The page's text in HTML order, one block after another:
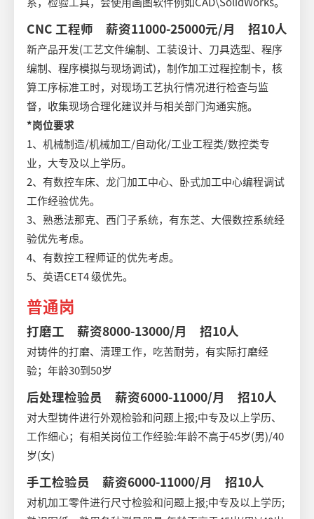
CNC 工程师 薪资11000-25000元/月 招10人
新产品开发(工艺文件编制、工装设计、刀具选型、程序
编制、程序模拟与现场调试)，制作加工过程控制卡，核
算工序标准工时，对现场工艺执行情况进行检查与监
督，收集现场合理化建议并与相关部门沟通实施。
*岗位要求
1、机械制造/机械加工/自动化/工业工程类/数控类专
业，大专及以上学历。
2、有数控车床、龙门加工中心、卧式加工中心编程调试
工作经验优先。
3、熟悉法那克、西门子系统，有东芝、大偎数控系统经
验优先考虑。
4、有数控工程师证的优先考虑。
5、英语CET4 级优先。
普通岗
打磨工 薪资8000-13000/月 招10人
对铸件的打磨、清理工作，吃苦耐劳，有实际打磨经
验；年龄30到50岁
后处理检验员 薪资6000-11000/月 招10人
对大型铸件进行外观检验和问题上报;中专及以上学历、
工作细心；有相关岗位工作经验:年龄不高于45岁(男)/40
岁(女)
手工检验员 薪资6000-11000/月 招10人
对机加工零件进行尺寸检验和问题上报;中专及以上学历;